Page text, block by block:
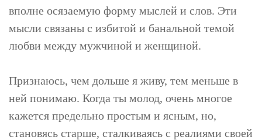
вполне осязаемую форму мыслей и слов. Эти
мысли связаны с избитой и банальной темой
любви между мужчиной и женщиной.
Признаюсь, чем дольше я живу, тем меньше в
ней понимаю. Когда ты молод, очень многое
кажется предельно простым и ясным, но,
становясь старше, сталкиваясь с реалиями своей